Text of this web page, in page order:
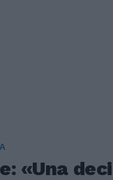
«Una